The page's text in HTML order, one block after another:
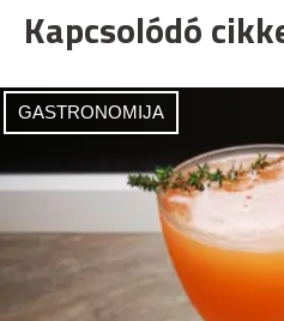
Kapcsolódó
GASTRONOMIJA